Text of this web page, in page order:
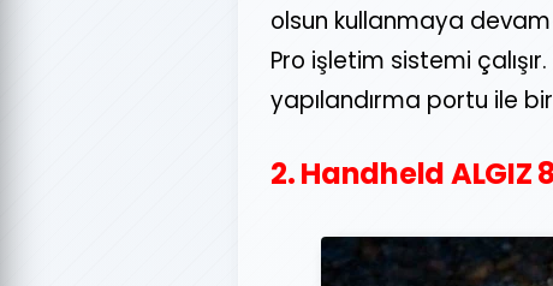
olsun kullanmaya devam
Pro işletim sistemi
yapılandırma portu ile
2. Handheld ALGIZ